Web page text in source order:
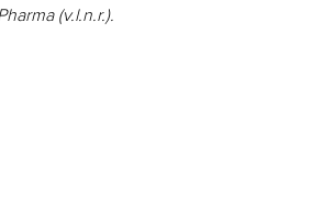
(v.l.n.r.).